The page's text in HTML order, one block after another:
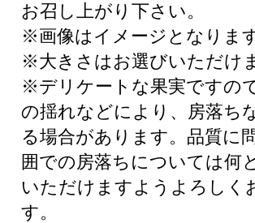
お召し上がり下さい。
※画像はイメージとなります
※大きさはお選びいただけ
※デリケートな果実ですの
の揺れなどにより、房落ち
る場合があります。品質に
囲での房落ちについては何
いただけますようよろしく
す。